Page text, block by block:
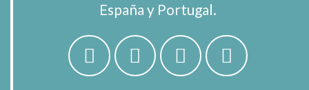
España y Portugal.